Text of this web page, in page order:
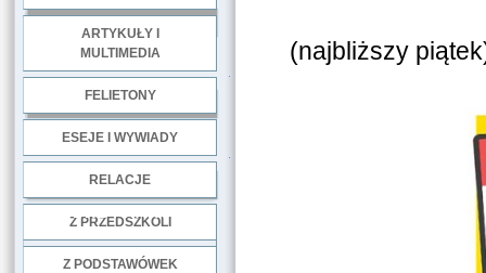
ARTYKUŁY I
MULTIMEDIA
FELIETONY
ESEJE I WYWIADY
RELACJE
Z PRZEDSZKOLI
Z PODSTAWÓWEK
(najbliższy